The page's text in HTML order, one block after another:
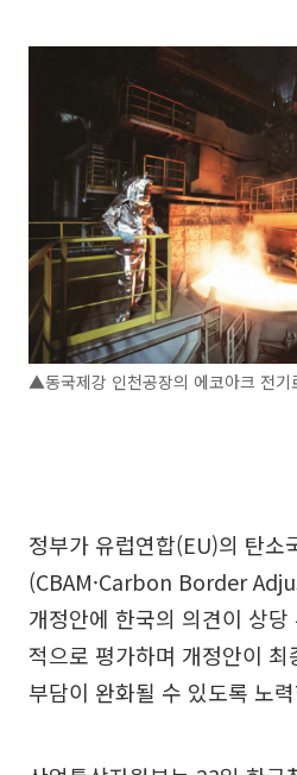
▲동국제강 인천공장의 에코아크 전
정부가 유럽연합(EU)의 탄소
(CBAM·Carbon Border
개정안에 한국의 의견이 상
적으로 평가하며 개정안이
부담이 완화될 수 있도록 노